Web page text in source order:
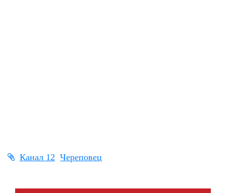
Канал 12 Череповец